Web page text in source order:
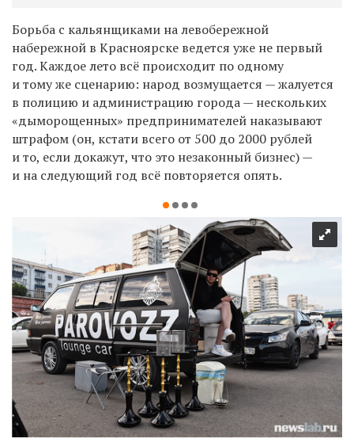
Борьба с кальянщиками на левобережной
набережной в Красноярске ведется уже не первый
год. Каждое лето всё происходит по одному
и тому же сценарию: народ возмущается — жалуется
в полицию и администрацию города — нескольких
«дыморощенных» предпринимателей наказывают
штрафом (он, кстати всего от 500 до 2000 рублей
и то, если докажут, что это незаконный бизнес) —
и на следующий год всё повторяется опять.